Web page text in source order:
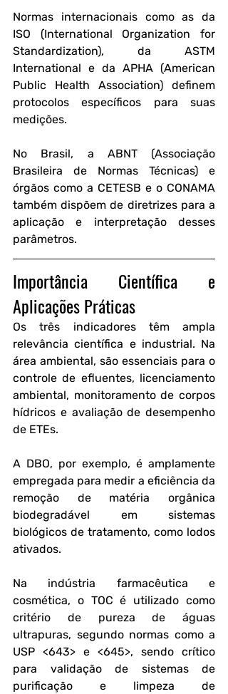
Normas internacionais como as da
ISO (International Organization for
Standardization), da ASTM
International e da APHA (American
Public Health Association) definem
protocolos específicos para suas
medições.
No Brasil, a ABNT (Associação
Brasileira de Normas Técnicas) e
órgãos como a CETESB e o CONAMA
também dispõem de diretrizes para a
aplicação e interpretação desses
parâmetros.
Importância Científica e
Aplicações Práticas
Os três indicadores têm ampla
relevância científica e industrial. Na
área ambiental, são essenciais para o
controle de efluentes, licenciamento
ambiental, monitoramento de corpos
hídricos e avaliação de desempenho
de ETEs.
A DBO, por exemplo, é amplamente
empregada para medir a eficiência da
remoção de matéria orgânica
biodegradável em sistemas
biológicos de tratamento, como lodos
ativados.
Na indústria farmacêutica e
cosmética, o TOC é utilizado como
critério de pureza de águas
ultrapuras, segundo normas como a
USP <643> e <645>, sendo crítico
para validação de sistemas de
purificação e limpeza de